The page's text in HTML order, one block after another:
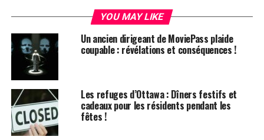
« Ma fille de 5 mois passe plus de temps à la crèche qu’à
« Je travaille chaque week-end pour gagner un peu
plus. »
Ces déclarations préoccupantes sont souvent exprimées
par les médecins résidents, surtout au début de l’année
académique. Bien que les médecins expérimentés
puissent également partager leurs propres expériences
YOU MAY LIKE
Un ancien dirigeant de MoviePass plaide
coupable : révélations et conséquences !
Les refuges d’Ottawa : Dîners festifs et
cadeaux pour les résidents pendant les
fêtes !